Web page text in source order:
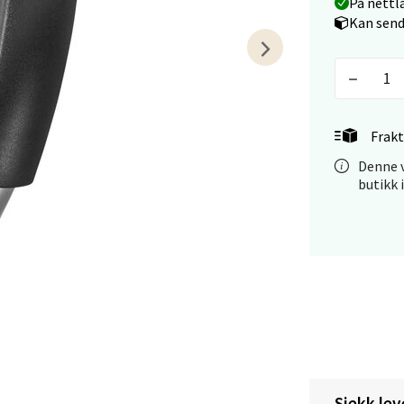
Kan
Denne
butikk
- Markens
markensgate 25B, 4611 Kristiansand
dag 09-18
- Linderud
vei 38, 0594 Oslo